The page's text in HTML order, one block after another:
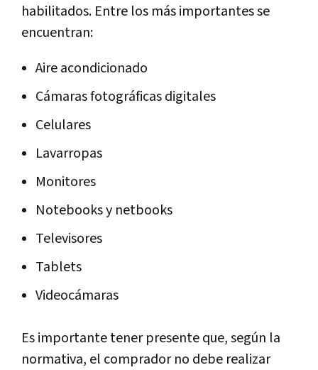
habilitados. Entre los más importantes se
encuentran:
Aire acondicionado
Cámaras fotográficas digitales
Celulares
Lavarropas
Monitores
Notebooks y netbooks
Televisores
Tablets
Videocámaras
Es importante tener presente que, según la
normativa, el comprador no debe realizar